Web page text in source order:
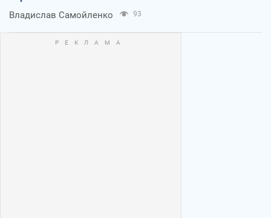
Владислав Самойленко 93